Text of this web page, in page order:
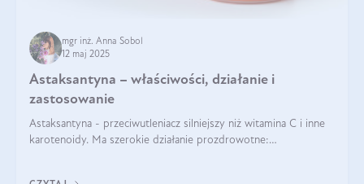
mgr inż. Anna Sobol
12 maj 2025
Astaksantyna – właściwości, działanie i
zastosowanie
Astaksantyna - przeciwutleniacz silniejszy niż witamina C i inne
karotenoidy. Ma szerokie działanie prozdrowotne: